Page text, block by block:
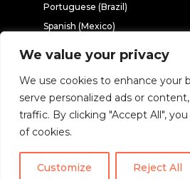
We value your privacy
We use cookies to enhance your
serve personalized ads or
traffic. By clicking "Accept All",
of cookies.
Customize Reject All
Portuguese (Brazil)
Spanish (Mexico)
Follow us